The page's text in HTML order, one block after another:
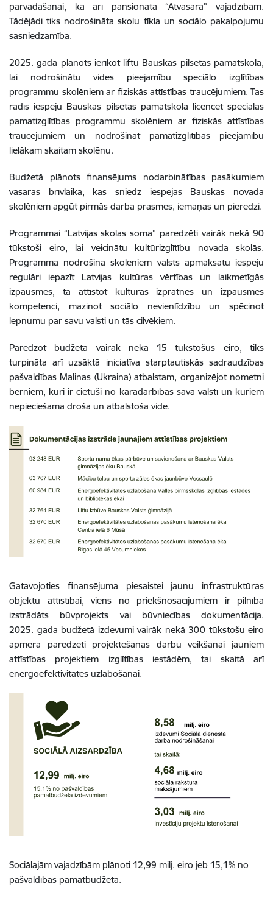
pārvadāšanai, kā arī pansionāta “Atvasara” vajadzībām.
Tādējādi tiks nodrošināta skolu tīkla un sociālo pakalpojumu
sasniedzamība.
2025. gadā plānots ierīkot liftu Bauskas pilsētas pamatskolā,
lai nodrošinātu vides pieejamību speciālo izglītības
programmu skolēniem ar fiziskās attīstības traucējumiem. Tas
radīs iespēju Bauskas pilsētas pamatskolā licencēt speciālās
pamatizglītības programmu skolēniem ar fiziskās attīstības
traucējumiem un nodrošināt pamatizglītības pieejamību
lielākam skaitam skolēnu.
Budžetā plānots finansējums nodarbinātības pasākumiem
vasaras brīvlaikā, kas sniedz iespējas Bauskas novada
skolēniem apgūt pirmās darba prasmes, iemaņas un pieredzi.
Programmai “Latvijas skolas soma” paredzēti vairāk nekā 90
tūkstoši eiro, lai veicinātu kultūrizglītību novada skolās.
Programma nodrošina skolēniem valsts apmaksātu iespēju
regulāri iepazīt Latvijas kultūras vērtības un laikmetīgās
izpausmes, tā attīstot kultūras izpratnes un izpausmes
kompetenci, mazinot sociālo nevienlīdzību un spēcinot
lepnumu par savu valsti un tās cilvēkiem.
Paredzot budžetā vairāk nekā 15 tūkstošus eiro, tiks
turpināta arī uzsāktā iniciatīva starptautiskās sadraudzības
pašvaldības Malinas (Ukraina) atbalstam, organizējot nometni
bērniem, kuri ir cietuši no karadarbības savā valstī un kuriem
nepieciešama droša un atbalstoša vide.
Gatavojoties finansējuma piesaistei jaunu infrastruktūras
objektu attīstībai, viens no priekšnosacījumiem ir pilnībā
izstrādāts būvprojekts vai būvniecības dokumentācija.
2025. gada budžetā izdevumi vairāk nekā 300 tūkstošu eiro
apmērā paredzēti projektēšanas darbu veikšanai jauniem
attīstības projektiem izglītības iestādēm, tai skaitā arī
energoefektivitātes uzlabošanai.
Sociālajām vajadzībām plānoti 12,99 milj. eiro jeb 15,1% no
pašvaldības pamatbudžeta.